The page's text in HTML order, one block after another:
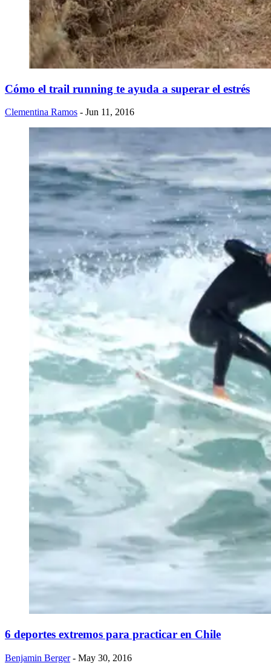
Cómo el trail running te ayuda a superar el estrés
Clementina Ramos - Jun 11, 2016
6 deportes extremos para practicar en Chile
Benjamin Berger - May 30, 2016